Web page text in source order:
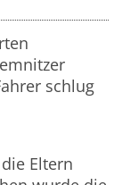
schlug
Eltern